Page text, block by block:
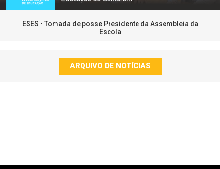
ESES • Tomada de posse Presidente da Assembleia da
Escola
ARQUIVO DE NOTÍCIAS